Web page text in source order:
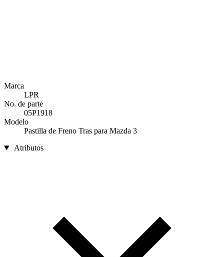
Marca
LPR
No. de parte
05P1918
Modelo
Pastilla de Freno Tras para Mazda 3
Atributos